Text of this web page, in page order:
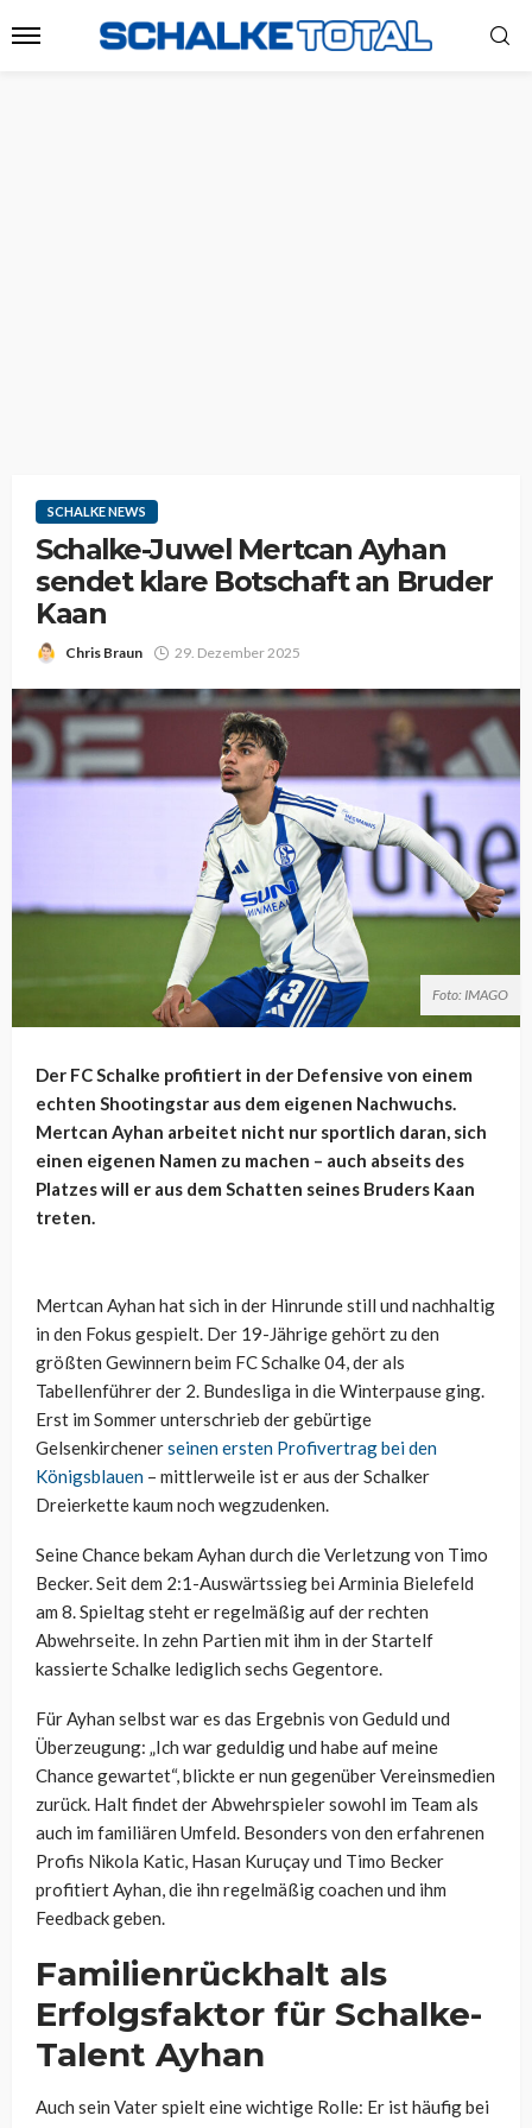
SCHALKE NEWS
Schalke-Juwel Mertcan Ayhan
sendet klare Botschaft an Bruder
Kaan
Chris Braun 29. Dezember 2025
Foto: IMAGO
Der FC Schalke profitiert in der Defensive von einem
echten Shootingstar aus dem eigenen Nachwuchs.
Mertcan Ayhan arbeitet nicht nur sportlich daran, sich
einen eigenen Namen zu machen – auch abseits des
Platzes will er aus dem Schatten seines Bruders Kaan
treten.
Mertcan Ayhan hat sich in der Hinrunde still und nachhaltig
in den Fokus gespielt. Der 19-Jährige gehört zu den
größten Gewinnern beim FC Schalke 04, der als
Tabellenführer der 2. Bundesliga in die Winterpause ging.
Erst im Sommer unterschrieb der gebürtige
Gelsenkirchenerseinen ersten Profivertrag bei den
Königsblauen – mittlerweile ist er aus der Schalker
Dreierkette kaum noch wegzudenken.
Seine Chance bekam Ayhan durch die Verletzung von Timo
Becker. Seit dem 2:1-Auswärtssieg bei Arminia Bielefeld
am 8. Spieltag steht er regelmäßig auf der rechten
Abwehrseite. In zehn Partien mit ihm in der Startelf
kassierte Schalke lediglich sechs Gegentore.
Für Ayhan selbst war es das Ergebnis von Geduld und
Überzeugung: „Ich war geduldig und habe auf meine
Chance gewartet“, blickte er nun gegenüber Vereinsmedien
zurück. Halt findet der Abwehrspieler sowohl im Team als
auch im familiären Umfeld. Besonders von den erfahrenen
Profis Nikola Katic, Hasan Kuruçay und Timo Becker
profitiert Ayhan, die ihn regelmäßig coachen und ihm
Feedback geben.
Familienrückhalt als
Erfolgsfaktor für Schalke-
Talent Ayhan
Auch sein Vater spielt eine wichtige Rolle: Er ist häufig bei